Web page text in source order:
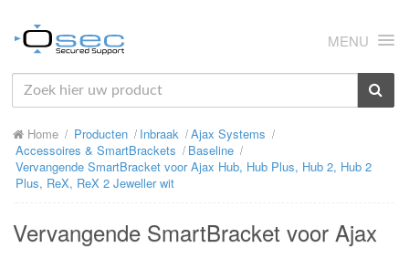
MENU
HOME
OVER ONS
NIEUWS
Home Producten Inbraak
Ajax Systems
Accessoires & SmartBrackets
Baseline
Vervangende SmartBracket voor Ajax Hub, Hub Plus, Hub 2, Hub 2
Plus, ReX, ReX 2 Jeweller wit
Vervangende SmartBracket voor Ajax